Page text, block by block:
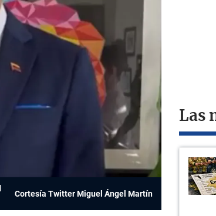
Cortesía Twitter Miguel Ángel Martín
Las